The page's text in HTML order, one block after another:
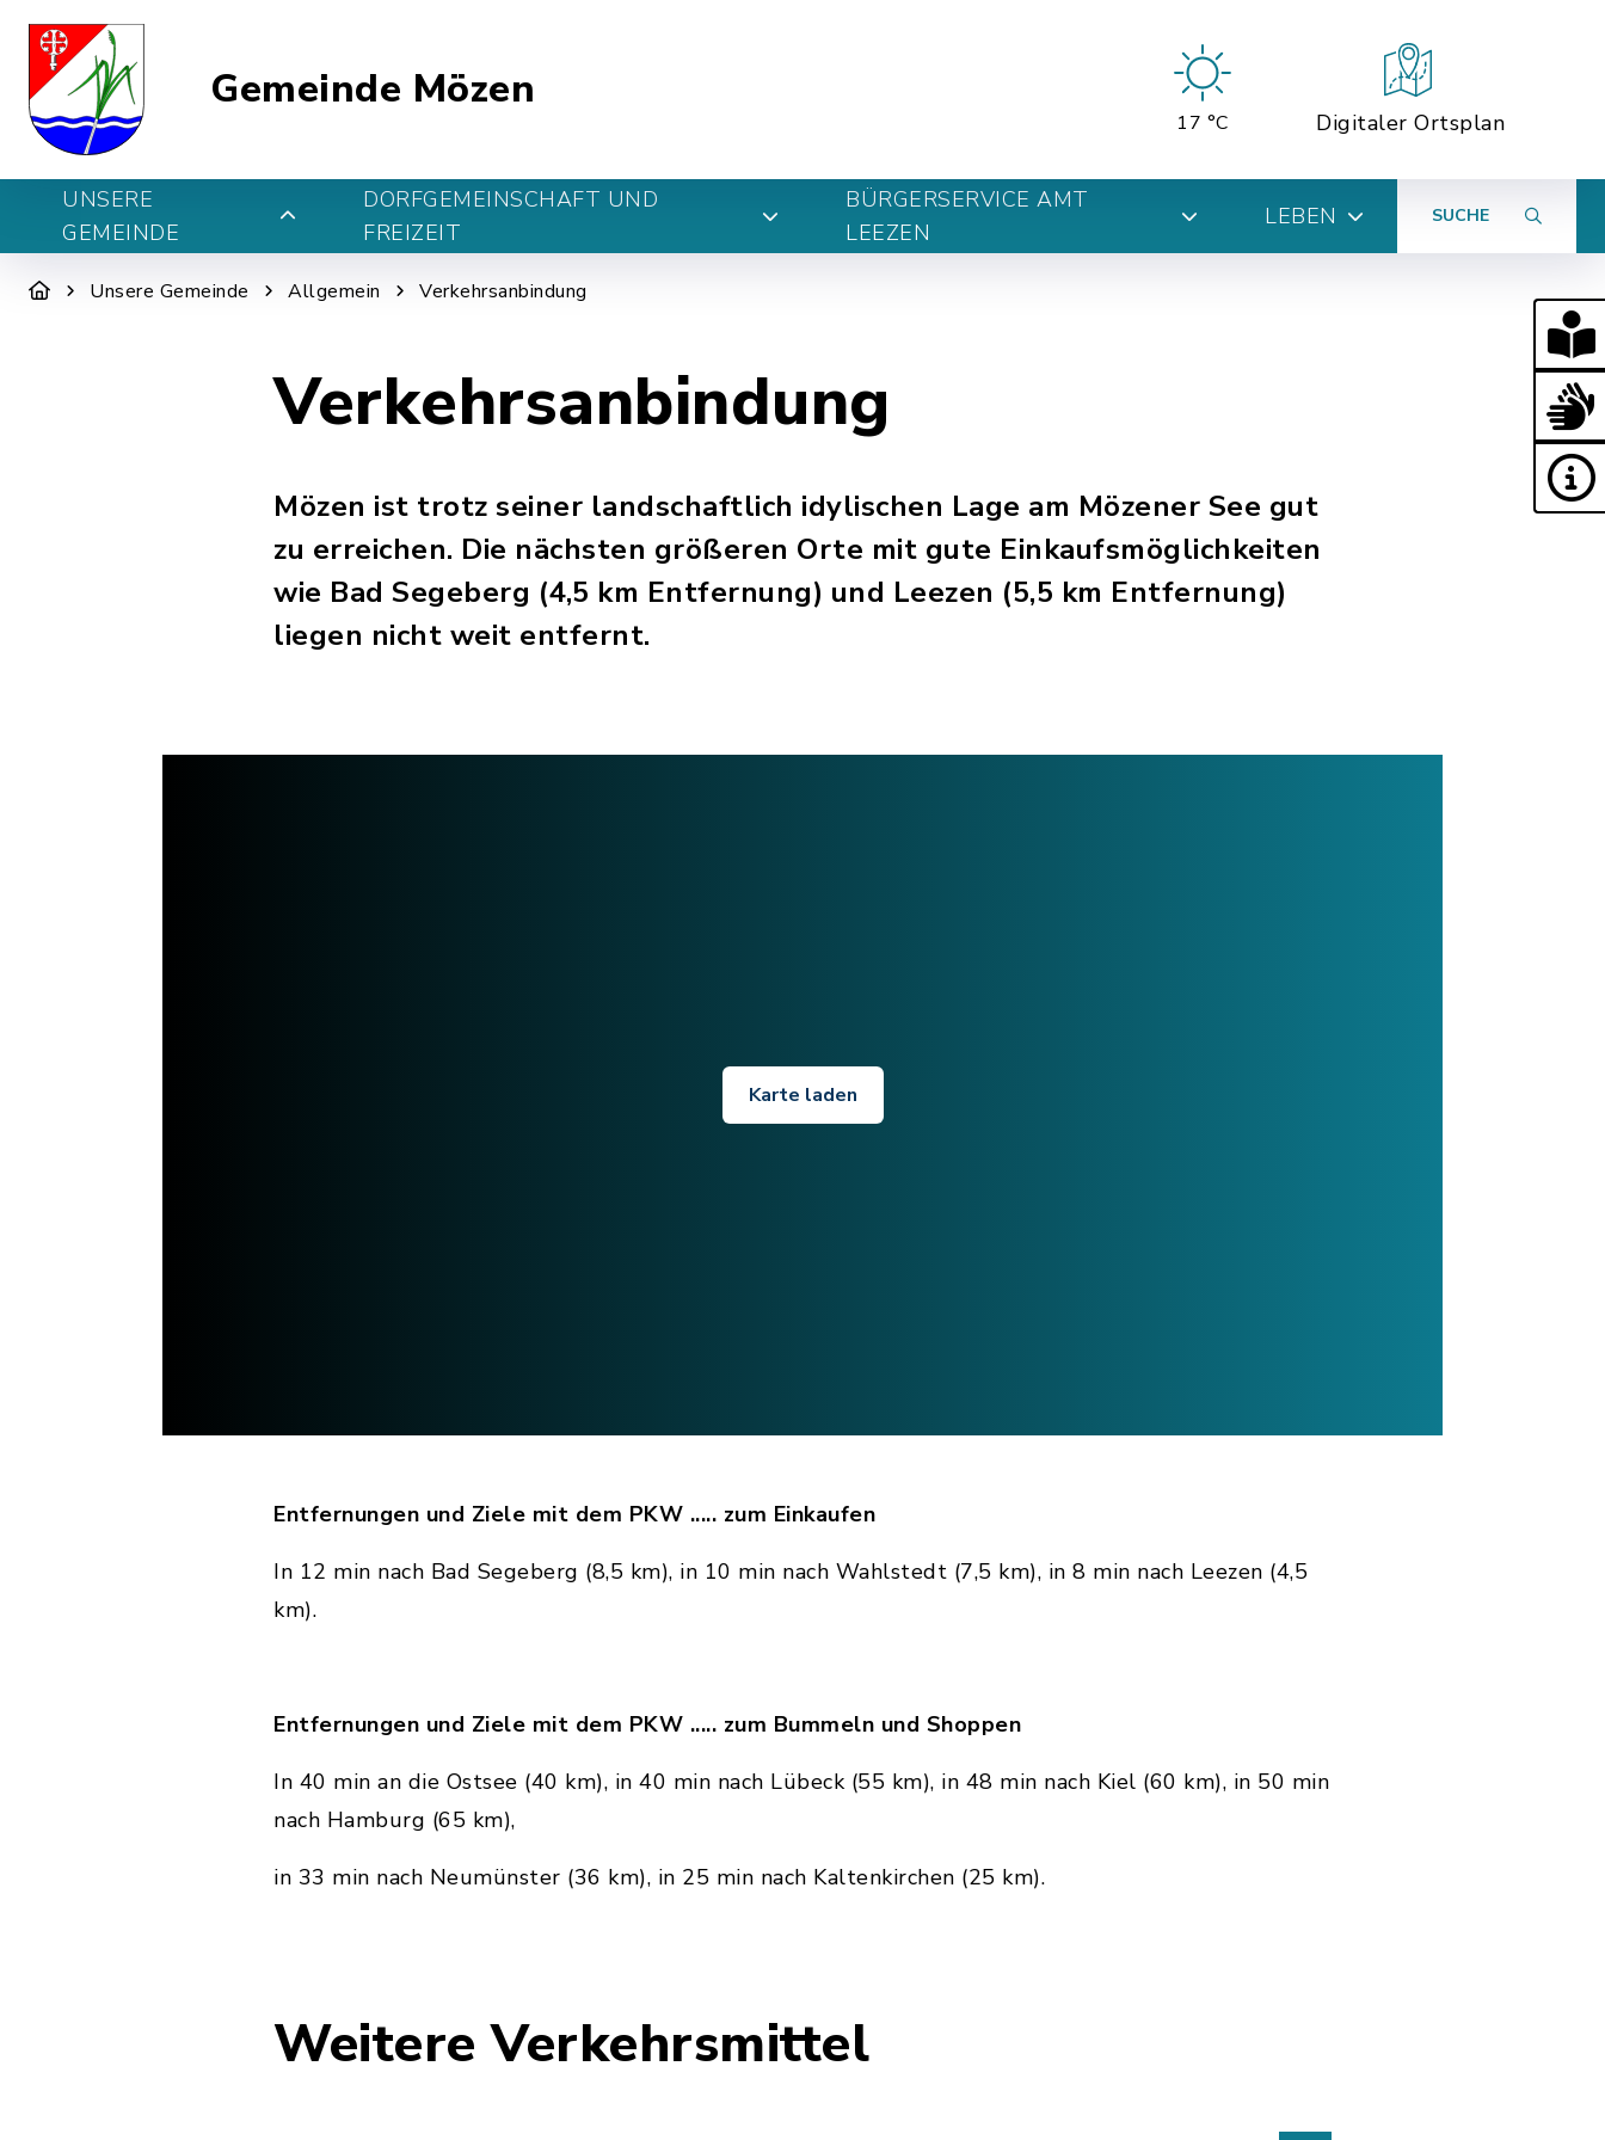
Gemeinde Mözen
17 °C Digitaler Ortsplan
UNSERE
GEMEINDE
DORFGEMEINSCHAFT UND
FREIZEIT
BÜRGERSERVICE AMT
LEEZEN
LEBEN SUCHE
Unsere Gemeinde Allgemein Verkehrsanbindung
Verkehrsanbindung
Mözen ist trotz seiner landschaftlich idylischen Lage am Mözener See gut
zu erreichen. Die nächsten größeren Orte mit gute Einkaufsmöglichkeiten
wie Bad Segeberg (4,5 km Entfernung) und Leezen (5,5 km Entfernung)
liegen nicht weit entfernt.
Karte laden
Entfernungen und Ziele mit dem PKW ..... zum Einkaufen
In 12 min nach Bad Segeberg (8,5 km), in 10 min nach Wahlstedt (7,5 km), in 8 min nach Leezen (4,5
km).
Entfernungen und Ziele mit dem PKW ..... zum Bummeln und Shoppen
In 40 min an die Ostsee (40 km), in 40 min nach Lübeck (55 km), in 48 min nach Kiel (60 km), in 50 min
nach Hamburg (65 km),
in 33 min nach Neumünster (36 km), in 25 min nach Kaltenkirchen (25 km).
Weitere Verkehrsmittel